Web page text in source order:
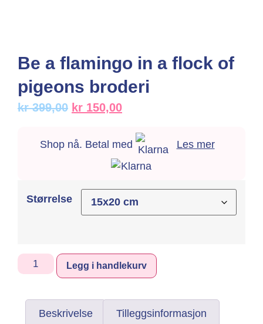
Be a flamingo in a flock of
pigeons broderi
kr399,00 kr 150,00
Shop nå. Betal med Les mer
Størrelse
Legg i handlekurv Alternative:
Beskrivelse Tilleggsinformasjon